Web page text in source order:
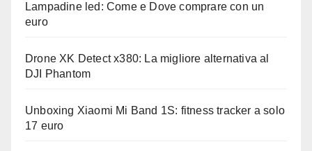
Lampadine led: Come e Dove comprare con un
euro
Drone XK Detect x380: La migliore alternativa al
DJI Phantom
Unboxing Xiaomi Mi Band 1S: fitness tracker a solo
17 euro